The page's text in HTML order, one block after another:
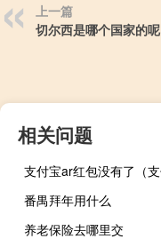
上一篇
切尔西是哪个国家的呢
相关问题
番禺拜年用什么
养老保险去哪里交